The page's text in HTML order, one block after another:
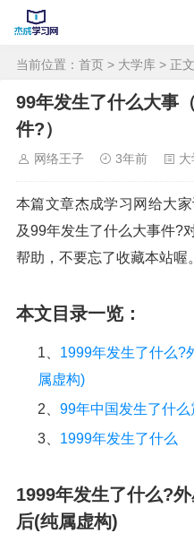
当前位置： 首页 > 大学库 > 正
99年发生了什么大事
件?）
网络王子 3年前
本篇文章杰成学习网给大
及99年发生了什么大事件?
帮助，不要忘了收藏本站喔。
本文目录一览：
1、 1999年发生了什么?
属虚构)
2、 99年中国发生了什
3、 1999年发生了什么
1999年发生了什么?
后(纯属虚构)